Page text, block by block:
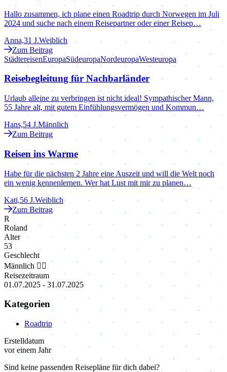
Hallo zusammen, ich plane einen Roadtrip durch Norwegen im Juli
2024 und suche nach einem Reisepartner oder einer Reisep…
Anna,31 J.Weiblich
Zum Beitrag
StädtereisenEuropaSüdeuropaNordeuropaWesteuropa
Reisebegleitung für Nachbarländer
Urlaub alleine zu verbringen ist nicht ideal! Sympathischer Mann,
55 Jahre alt, mit gutem Einfühlungsvermögen und Kommun…
Hans,54 J.Männlich
Zum Beitrag
Reisen ins Warme
Habe für die nächsten 2 Jahre eine Auszeit und will die Welt noch
ein wenig kennenlernen. Wer hat Lust mit mir zu planen…
Kati,56 J.Weiblich
Zum Beitrag
R
Roland
Alter
53
Geschlecht
Männlich 🙋‍♂
Reisezeitraum
01.07.2025 - 31.07.2025
Kategorien
Roadtrip
Erstelldatum
vor einem Jahr
Sind keine passenden Reisepläne für dich dabei?